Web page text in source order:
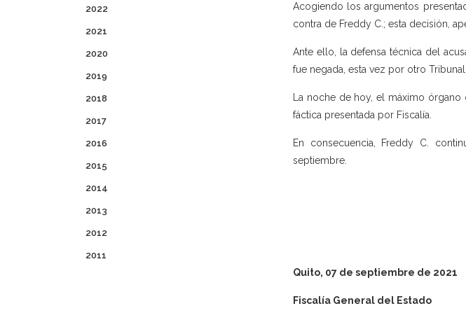
2022
2021
2020
2019
2018
2017
2016
2015
2014
2013
2012
2011
Acogiendo los argumentos
contra de Freddy C.; esta decisión,
Ante ello, la defensa técnica del
fue negada, esta vez por otro
La noche de hoy, el máximo
fáctica presentada por Fiscalía.
En consecuencia, Freddy C.
septiembre.
Quito, 07 de septiembre de 2021
Fiscalía General del Estado